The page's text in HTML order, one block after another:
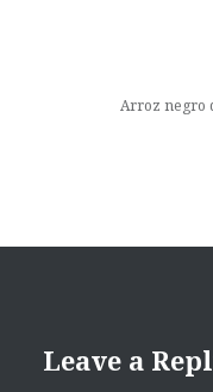
Arroz negro
Leave a